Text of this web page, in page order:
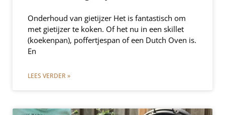
Onderhoud van gietijzer Het is fantastisch om
met gietijzer te koken. Of het nu in een skillet
(koekenpan), poffertjespan of een Dutch Oven is.
En
LEES VERDER »